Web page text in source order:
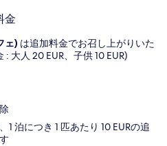
金
ェ) は追加料金でお召し上がりいた
: 大人 20 EUR、子供 10 EUR)
1 泊につき 1 匹あたり 10 EURの追